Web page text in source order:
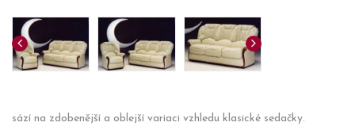
sází na zdobenější a oblejší variaci vzhledu klasické sedačky.